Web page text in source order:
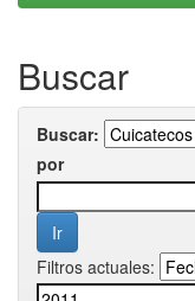
Buscar
Buscar:
por
Filtros actuales: